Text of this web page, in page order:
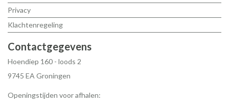
Privacy
Klachtenregeling
Contactgegevens
Hoendiep 160 - loods 2
9745 EA Groningen
Openingstijden voor afhalen: